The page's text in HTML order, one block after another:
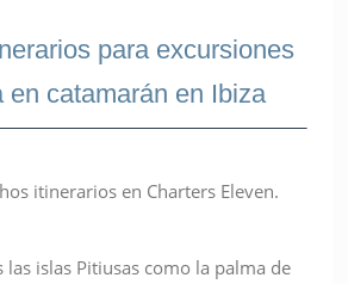
para excursiones
en catamarán en Ibiza
itinerarios en Charters Eleven.
las islas Pitiusas como la palma de